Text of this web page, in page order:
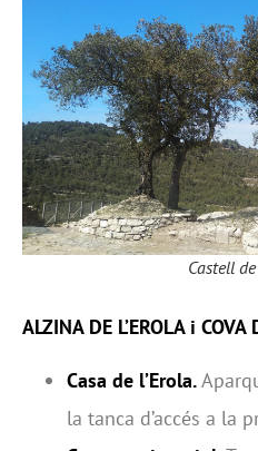
Castell
ALZINA DE L’EROLA i COVA
Casa de l’Erola.
la tanca d’accés a la